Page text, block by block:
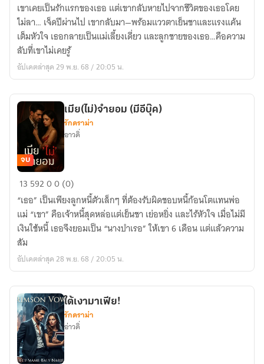
บัญชา
ใจ
เขาเคยเป็นรักแรกของเธอ แต่เขากลับหายไปจากชีวิตของเธอโดย
ไม่ลา… เจ็ดปีผ่านไป เขากลับมา—พร้อมแววตาเย็นชาและแรงแค้น
เต็มหัวใจ เธอกลายเป็นแม่เลี้ยงเดี่ยว และลูกชายของเธอ…คือความ
ลับที่เขาไม่เคยรู้
อัปเดตล่าสุด 29 พ.ย. 68 / 20:05 น.
เมีย(ไม่)จำยอม
อี
บุ๊ค)
จบ
เมีย(ไม่)จำยอม (มีอีบุ๊ค)
รักดราม่า
อาวดิ่
13 59200 (0)
“เธอ” เป็นเพียงลูกหนี้ตัวเล็กๆ ที่ต้องรับผิดชอบหนี้ก้อนโตแทนพ่อ
แม่ “เขา” คือเจ้าหนี้สุดหล่อแต่เย็นชา เย่อหยิ่ง และไร้หัวใจ เมื่อไม่มี
เงินใช้หนี้ เธอจึงยอมเป็น “นางบำเรอ” ให้เขา 6 เดือน แต่แล้วความ
สัม
อัปเดตล่าสุด 28 พ.ย. 68 / 20:05 น.
ใต้เงามาเฟีย!
รักดราม่า
อ่าวดิ่